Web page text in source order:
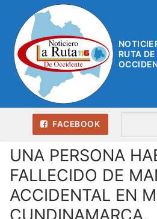
contenido
RUTA DE
FACEBOOK
UNA PERSONA
FALLECIDO DE
ACCIDENTAL EN